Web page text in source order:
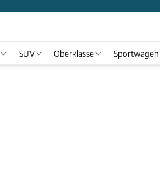
SUV Oberklasse Sportwagen